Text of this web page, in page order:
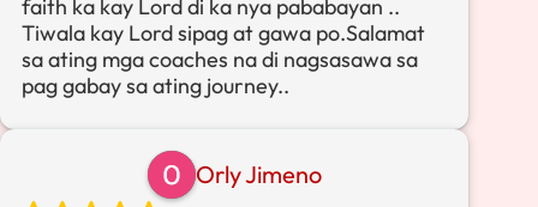
steps can change their lives.
May I never promise what I cannot give, but
always offer truth, support, and hope.
Use my voice, my experience, and my time
to serve others.
way.
In just one month, I received my first
commission. Salamat, God.
faith ka kay Lord di ka nya pababayan ..
Tiwala kay Lord sipag at gawa po.Salamat
sa ating mga coaches na di nagsasawa sa
pag gabay sa ating journey..
Orly Jimeno